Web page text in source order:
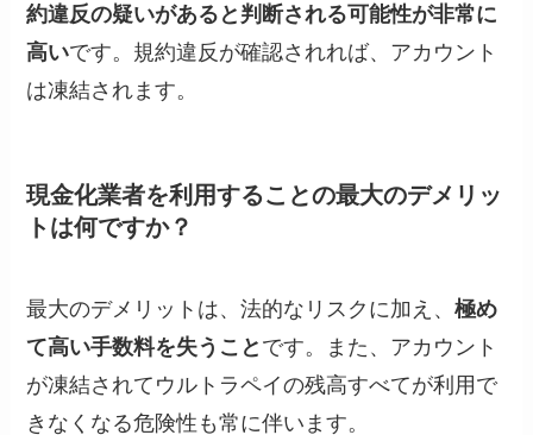
約違反の疑いがあると判断される可能性が非常に
高いです。規約違反が確認されれば、アカウント
は凍結されます。
現金化業者を利用することの最大のデメリッ
トは何ですか？
最大のデメリットは、法的なリスクに加え、極め
て高い手数料を失うこと です。また、アカウント
が凍結されてウルトラペイの残高すべてが利用で
きなくなる危険性も常に伴います。